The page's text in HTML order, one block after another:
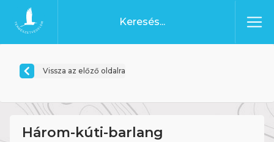
Ugrás a tartalomhoz
Főoldal
Vissza az előző oldalra
Három-kúti-barlang